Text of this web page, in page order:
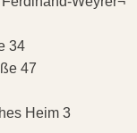
34
47
Heim 3